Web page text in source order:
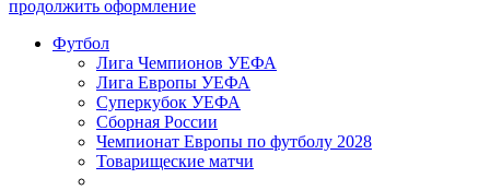
продолжить оформление
Футбол
Лига Чемпионов УЕФА
Лига Европы УЕФА
Суперкубок УЕФА
Сборная России
Чемпионат Европы по футболу 2028
Товарищеские матчи